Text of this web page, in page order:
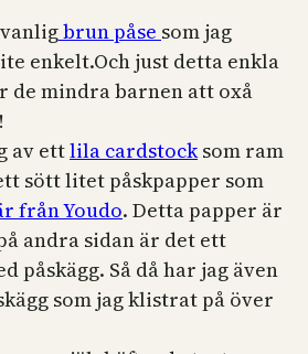
brun påse som jag
enkelt.Och just detta enkla
de mindra barnen att oxå
av ettlila cardstocksom ram
sött litet påskpapper som
från Youdo. Detta papper är
andra sidan är det ett
påskägg. Så då har jag även
som jag klistrat på över